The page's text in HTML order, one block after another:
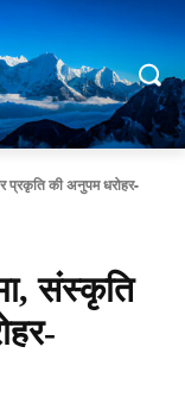
प्रकृति की अनुपम धरोहर-
संस्कृति